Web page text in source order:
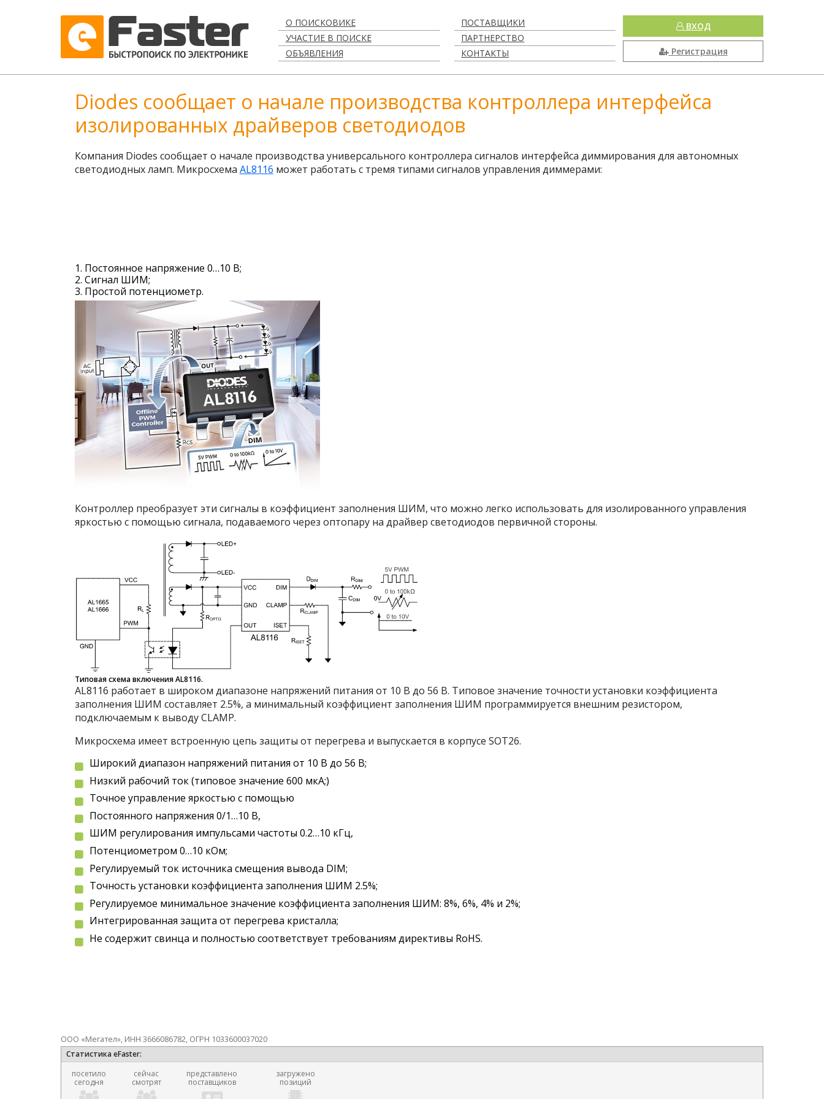
О ПОИСКОВИКЕ
ПОСТАВЩИКИ
УЧАСТИЕ В ПОИСКЕ
ПАРТНЕРСТВО
ОБЪЯВЛЕНИЯ
КОНТАКТЫ
ВХОД
Регистрация
Diodes сообщает о начале производства контроллера интерфейса
изолированных драйверов светодиодов
Компания Diodes сообщает о начале производства универсального контроллера сигналов интерфейса диммирования для автономных
светодиодных ламп. Микросхема AL8116 может работать с тремя типами сигналов управления диммерами:
Постоянное напряжение 0…10 В;
Сигнал ШИМ;
Простой потенциометр.
Контроллер преобразует эти сигналы в коэффициент заполнения ШИМ, что можно легко использовать для изолированного управления
яркостью с помощью сигнала, подаваемого через оптопару на драйвер светодиодов первичной стороны.
Типовая схема включения AL8116.
AL8116 работает в широком диапазоне напряжений питания от 10 В до 56 В. Типовое значение точности установки коэффициента
заполнения ШИМ составляет 2.5%, а минимальный коэффициент заполнения ШИМ программируется внешним резистором,
подключаемым к выводу CLAMP.
Микросхема имеет встроенную цепь защиты от перегрева и выпускается в корпусе SOT26.
Широкий диапазон напряжений питания от 10 В до 56 В;
Низкий рабочий ток (типовое значение 600 мкА;)
Точное управление яркостью с помощью
Постоянного напряжения 0/1…10 В,
ШИМ регулирования импульсами частоты 0.2…10 кГц,
Потенциометром 0…10 кОм;
Регулируемый ток источника смещения вывода DIM;
Точность установки коэффициента заполнения ШИМ 2.5%;
Регулируемое минимальное значение коэффициента заполнения ШИМ: 8%, 6%, 4% и 2%;
Интегрированная защита от перегрева кристалла;
Не содержит свинца и полностью соответствует требованиям директивы RoHS.
ООО «Мегател», ИНН 3666086782, ОГРН 1033600037020
Статистика eFaster:
посетило
сегодня
сейчас
смотрят
представлено
поставщиков
загружено
позиций